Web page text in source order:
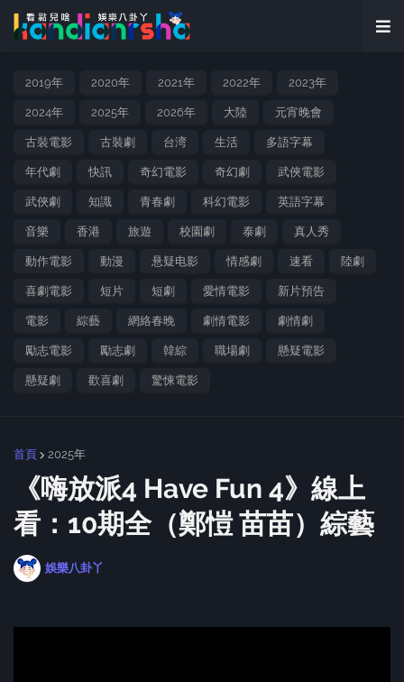
2019年 2020年 2021年 2022年 2023年
2024年 2025年 2026年 大陸 元宵晚會
古裝電影 古裝劇 台湾 生活 多語字幕
年代劇 快訊 奇幻電影 奇幻劇 武俠電影
武俠劇 知識 青春劇 科幻電影 英語字幕
音樂 香港 旅遊 校園劇 泰劇 真人秀
動作電影 動漫 悬疑电影 情感劇 速看 陸劇
喜劇電影 短片 短劇 愛情電影 新片預告
電影 綜藝 網絡春晚 劇情電影 劇情劇
勵志電影 勵志劇 韓綜 職場劇 懸疑電影
懸疑劇 歡喜劇 驚悚電影
首頁 2025年
《嗨放派4 Have Fun 4》線上
看：10期全（鄭愷 苗苗）綜藝
娛樂八卦丫